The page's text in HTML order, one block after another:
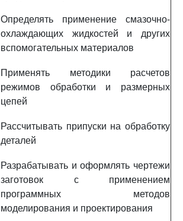
Определять применение смазочно-
охлаждающих жидкостей и других
вспомогательных материалов
Применять методики расчетов
режимов обработки и размерных
цепей
Рассчитывать припуски на обработку
деталей
Разрабатывать и оформлять чертежи
заготовок с применением
программных методов
моделирования и проектирования